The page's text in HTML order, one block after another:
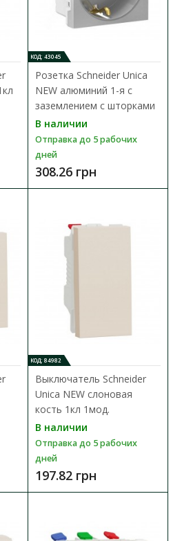
NEW антрацит 1-я с
розетки Schneider Electirc с
шторками из серии Unic..
В КОРЗИНУ
КОД: 43045
Розетка Schneider Unica
NEW алюминий 1-я с
заземлением с шторками
В наличии
Отправка до 5 рабочих
дней
308.26 грн
КОД: 84982
Выключатель Schneider
Unica NEW слоновая
кость 1кл 1мод.
В наличии
Отправка до 5 рабочих
дней
197.82 грн